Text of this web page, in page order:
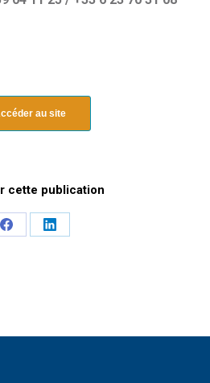
au site
Share
Share